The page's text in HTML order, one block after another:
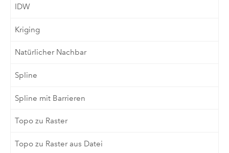
IDW
Kriging
Natürlicher Nachbar
Spline
Spline mit Barrieren
Topo zu Raster
Topo zu Raster aus Datei